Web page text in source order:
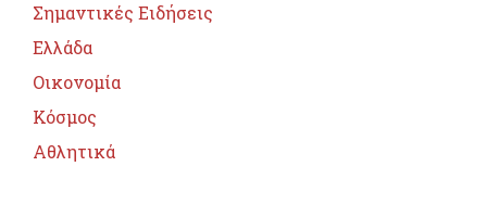
Σημαντικές Ειδήσεις
Ελλάδα
Οικονομία
Κόσμος
Αθλητικά